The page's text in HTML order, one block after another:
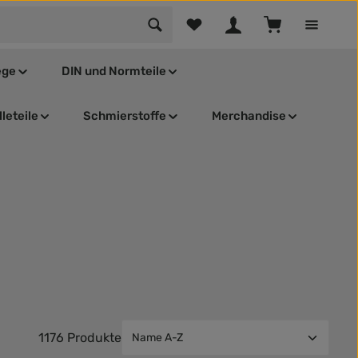
Du hast 0 Produkte auf dem
DIN und Normteile
Schmierstoffe Merchandise
1176 Produkte